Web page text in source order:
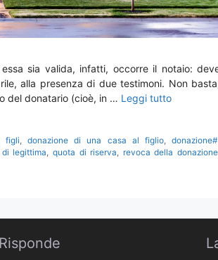
sia valida, infatti, occorre il notaio:
alla presenza di due testimoni. Non
del donatario (cioè, in … Leggi tutto
figli,donazione di una casa al figlio,donazione#
legittima,quota di riserva, revoca della donazione